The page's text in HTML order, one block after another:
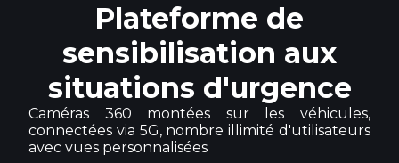
Plateforme de
sensibilisation aux
situations d'urgence
Caméras 360 montées sur les véhicules,
connectées via 5G, nombre illimité d'utilisateurs
avec vues personnalisées